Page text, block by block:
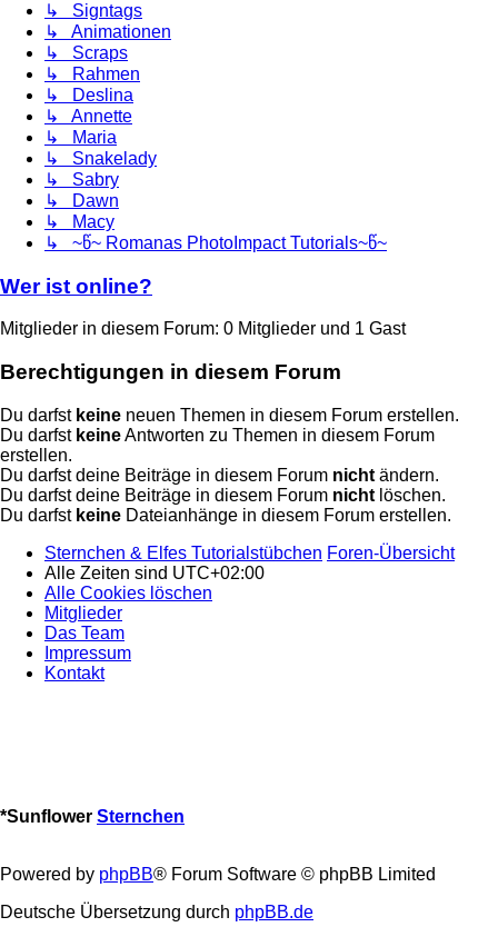
↳ Signtags
↳ Animationen
↳ Scraps
↳ Rahmen
↳ Deslina
↳ Annette
↳ Maria
↳ Snakelady
↳ Sabry
↳ Dawn
↳ Macy
↳ ~წ~ Romanas PhotoImpact Tutorials~წ~
Wer ist online?
Mitglieder in diesem Forum: 0 Mitglieder und 1 Gast
Berechtigungen in diesem Forum
Du darfst keine neuen Themen in diesem Forum erstellen.
Du darfst keineAntworten zu Themen in diesem Forum
erstellen.
Du darfst deine Beiträge in diesem Forum nicht ändern.
Du darfst deine Beiträge in diesem Forum nicht löschen.
Du darfst keine Dateianhänge in diesem Forum erstellen.
Sternchen & Elfes Tutorialstübchen Foren-Übersicht
Alle Zeiten sind UTC+02:00
Alle Cookies löschen
Mitglieder
Das Team
Impressum
Kontakt
*Sunflower Sternchen
Powered by phpBB® Forum Software © phpBB Limited
Deutsche Übersetzung durch phpBB.de